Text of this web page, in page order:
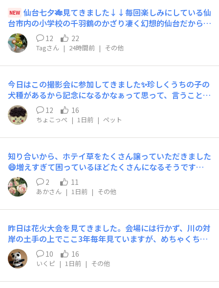
NEW 仙台七夕🎋見てきました↓↓毎回楽しみにしている仙
台市内の小学校の千羽鶴のかざり凄く幻想的仙台だから？
ハイキューポケフタも七夕🎋キレイだったけど年々吹き流
しが短くなってるような…💧😅七夕飾りも昔より出てい
るのが少なくなってるようでなんだかちょっと寂しかった
なー🥲この後仙台のコストコに寄ってみました👀✨東北限
ゃうよねー😋
12 22
Tagさん | 24時間前 | その他
今日はこの撮影会に参加してきました✨珍しくうちの子の
犬種があるから記念になるかなぁって思って、言うこと聞
かなくてじっとしていられないダメダメうちの子だけど応
募しちゃいました✨商品が発売になったたらどんな風に使
われるのか楽しみ😊
12 16
ちょこっぺ | 1日前 | ペット
知り合いから、ホテイ草をたくさん譲っていただきました
😄増えすぎて困っているほどたくさんになるそうです我
が家は減っていってしまうので、嬉しいです🥹
2 11
あかさん | 1日前 | その他
昨日は花火大会を見てきました。会場には行かず、川の対
岸の土手の上でここ3年毎年見ていますが、めちゃくちゃ
よく見えます❤️たっぷり２時間堪能してきました。机、椅
子持ち込みで食べ呑みながらの観覧ですが、会場ではない
ので近くにトイレがなくてトイレに行きたくならないよう
に気をつけながら呑みました🤭
10 16
いくピ | 1日前 | その他